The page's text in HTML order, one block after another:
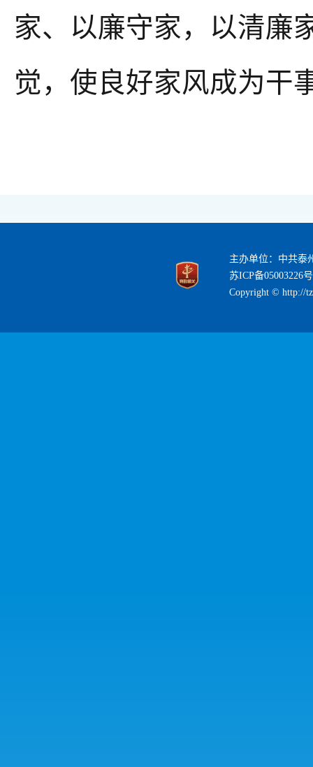
家、以廉守家，以清廉
觉，使良好家风成为干
主办单位：中共泰
苏ICP备05003226号
Copyright © http://